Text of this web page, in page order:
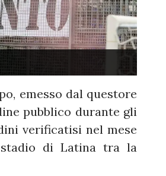
emesso dal questore
pubblico durante gli
verificatisi nel mese
di Latina tra la